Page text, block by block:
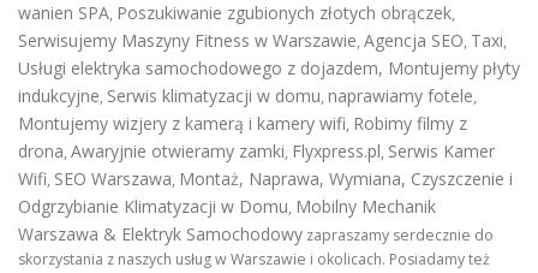
wanien SPA, Poszukiwanie zgubionych złotych obrączek,
Serwisujemy Maszyny Fitness w Warszawie, Agencja SEO, Taxi,
Usługi elektryka samochodowego z dojazdem, Montujemy płyty
indukcyjne, Serwis klimatyzacji w domu, naprawiamy fotele,
Montujemy wizjery z kamerą i kamery wifi, Robimy filmy z
drona, Awaryjnie otwieramy zamki, Flyxpress.pl, Serwis Kamer
Wifi, SEO Warszawa, Montaż, Naprawa, Wymiana, Czyszczenie i
Odgrzybianie Klimatyzacji w Domu, Mobilny Mechanik
Warszawa & Elektryk Samochodowy zapraszamy serdecznie do
skorzystania z naszych usług w Warszawie i okolicach. Posiadamy też